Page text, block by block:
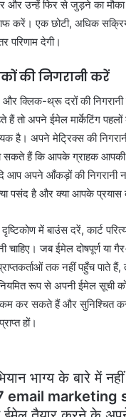
और उन्हें फिर से जुड़ने का
करें। एक छोटी, अधिक
परिणाम देगी।
की निगरानी करें
क्लिक-थ्रू दरों की निगरानी
हैं तो अपने ईमेल मार्केटिंग पहलों
है। अपने मेट्रिक्स की
सकते हैं कि आपके ग्राहक
आप अपने आँकड़ों की निगरानी
पसंद है और क्या आपके प्रयास
में बाउंस दरें, कार्ट
चाहिए। जब ​​ईमेल दोषपूर्ण या
तक नहीं पहुँच पाते
रूप से अपनी ईमेल सूची
कम कर सकते हैं और सुनिश्चित
हों।
भाग्य के बारे में
email marketing